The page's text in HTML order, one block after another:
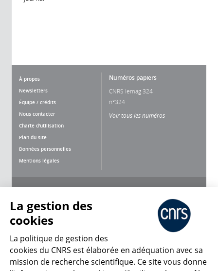
À propos
Newsletters
Équipe / crédits
Nous contacter
Charte d'utilisation
Plan du site
Données personnelles
Mentions légales
Numéros papiers
CNRS lemag 324
n°324
Voir tous les numéros
CNRS Le Mag
La gestion des
cookies
La politique de gestion des
cookies du CNRS est élaborée en adéquation avec sa
mission de recherche scientifique. Ce site vous donne